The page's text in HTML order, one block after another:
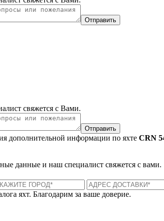
Отправить
свяжется с Вами.
Отправить
дополнительной информации по яхте CRN
данные и наш специалист свяжется с вами.
яхт. Благодарим за ваше доверие.